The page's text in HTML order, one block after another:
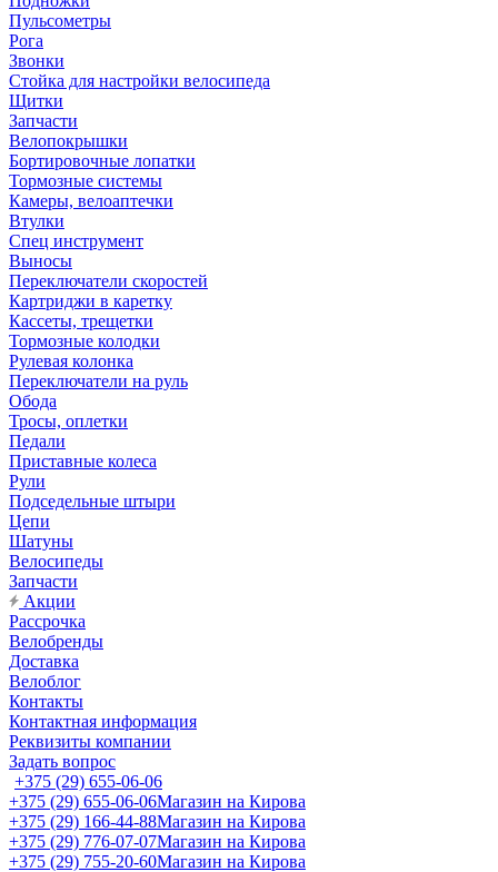
Пульсометры
Рога
Звонки
Стойка для настройки велосипеда
Щитки
Запчасти
Велопокрышки
Бортировочные лопатки
Тормозные системы
Камеры, велоаптечки
Втулки
Спец инструмент
Выносы
Переключатели скоростей
Картриджи в каретку
Кассеты, трещетки
Тормозные колодки
Рулевая колонка
Переключатели на руль
Обода
Тросы, оплетки
Педали
Приставные колеса
Рули
Подседельные штыри
Цепи
Шатуны
Велосипеды
Запчасти
Акции
Рассрочка
Велобренды
Доставка
Велоблог
Контакты
Контактная информация
Реквизиты компании
Задать вопрос
+375 (29) 655-06-06
+375 (29) 655-06-06Магазин на Кирова
+375 (29) 166-44-88Магазин на Кирова
+375 (29) 776-07-07Магазин на Кирова
+375 (29) 755-20-60Магазин на Кирова